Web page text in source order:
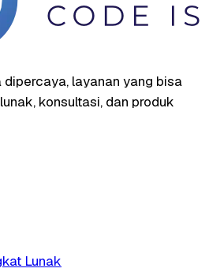
layanan yang bisa
konsultasi, dan produk
Lunak